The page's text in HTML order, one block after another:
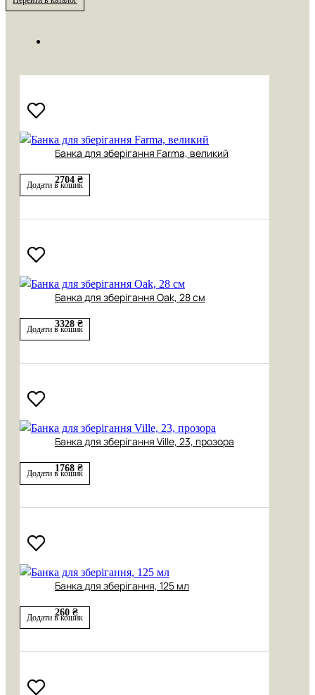
Банка для зберігання Farma, великий
2704 ₴
Додати в кошик
Банка для зберігання Oak, 28 см
3328 ₴
Додати в кошик
Банка для зберігання Ville, 23, прозора
1768 ₴
Додати в кошик
Банка для зберігання, 125 мл
260 ₴
Додати в кошик